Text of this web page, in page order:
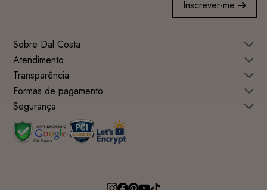
Inscrever-me
Sobre Dal Costa
Atendimento
Transparência
Formas de pagamento
Segurança